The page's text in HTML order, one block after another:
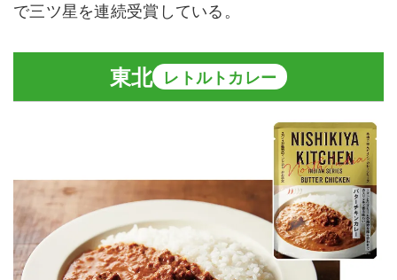
で三ツ星を連続受賞している。
東北 レトルトカレー